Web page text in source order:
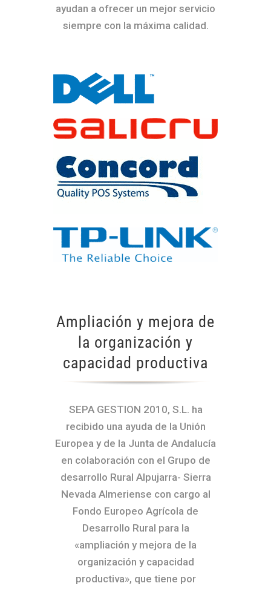
ayudan a ofrecer un mejor servicio
siempre con la máxima calidad.
Ampliación y mejora de
la organización y
capacidad productiva
SEPA GESTION 2010, S.L. ha
recibido una ayuda de la Unión
Europea y de la Junta de Andalucía
en colaboración con el Grupo de
desarrollo Rural Alpujarra- Sierra
Nevada Almeriense con cargo al
Fondo Europeo Agrícola de
Desarrollo Rural para la
«ampliación y mejora de la
organización y capacidad
productiva», que tiene por